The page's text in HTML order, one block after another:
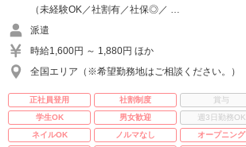
（未経験OK／社割有／社保◎／ …
派遣
時給1,600円 ～ 1,880円 ほか
全国エリア（※希望勤務地はご相談ください。）
正社員登用 社割制度 賞与
学生OK
男女歓迎 週3日勤務OK
ネイルOK
ノルマなし オープニング